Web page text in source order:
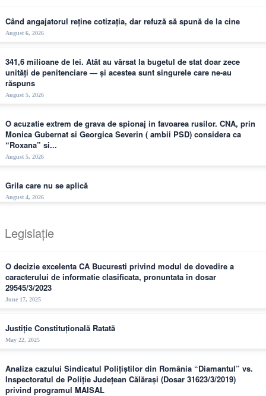
Când angajatorul reține cotizația, dar refuză să spună de la cine
August 6, 2026
341,6 milioane de lei. Atât au vărsat la bugetul de stat doar zece
unități de penitenciare — și acestea sunt singurele care ne-au
răspuns
August 5, 2026
O acuzatie extrem de grava de spionaj in favoarea rusilor. CNA, prin
Monica Gubernat si Georgica Severin ( ambii PSD) considera ca
“Roxana” si...
August 5, 2026
Grila care nu se aplică
August 4, 2026
Legislație
O decizie excelenta CA Bucuresti privind modul de dovedire a
caracterului de informatie clasificata, pronuntata in dosar
29545/3/2023
June 17, 2025
Justiție Constituțională Ratată
May 22, 2025
Analiza cazului Sindicatul Polițiștilor din România “Diamantul” vs.
Inspectoratul de Poliție Județean Călărași (Dosar 31623/3/2019)
privind programul MAISAL